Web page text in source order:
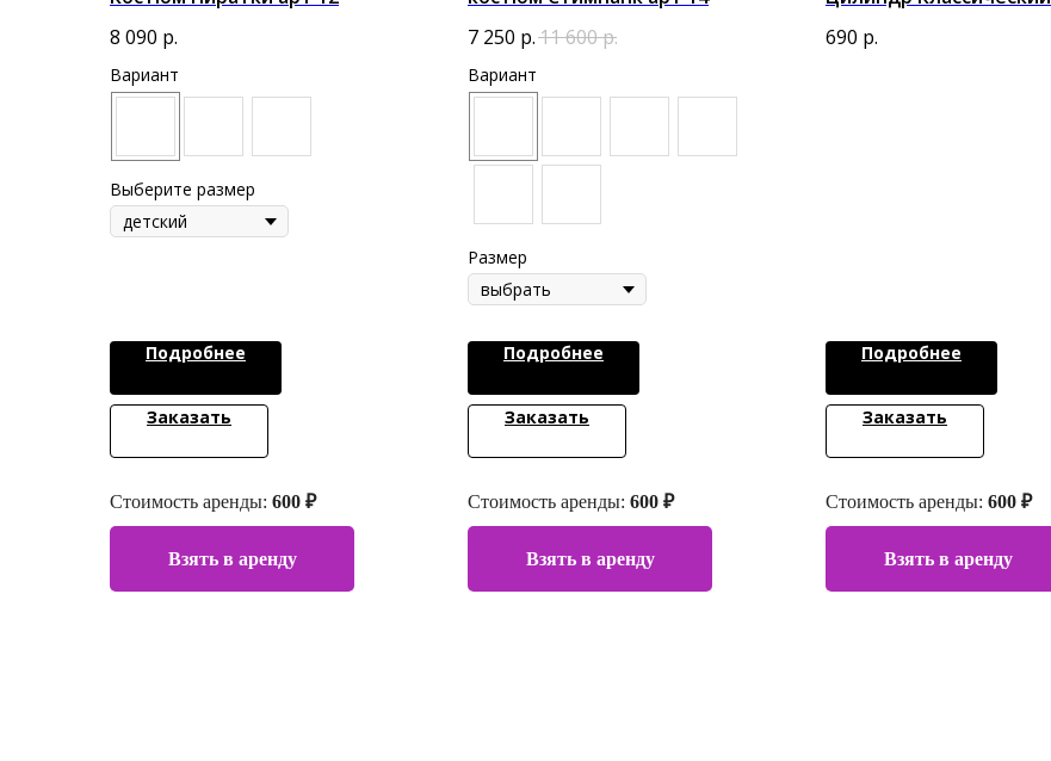
8 090 р.
Вариант
Выберите размер
Подробнее
Заказать
Стоимость аренды: 600 ₽
Взять в аренду
7 250 р.11 600р.
Вариант
Размер
Подробнее
Заказать
Стоимость аренды: 600 ₽
Взять в аренду
690 р.
Подробнее
Заказать
Стоимость аренды: 600 ₽
Взять в аренду